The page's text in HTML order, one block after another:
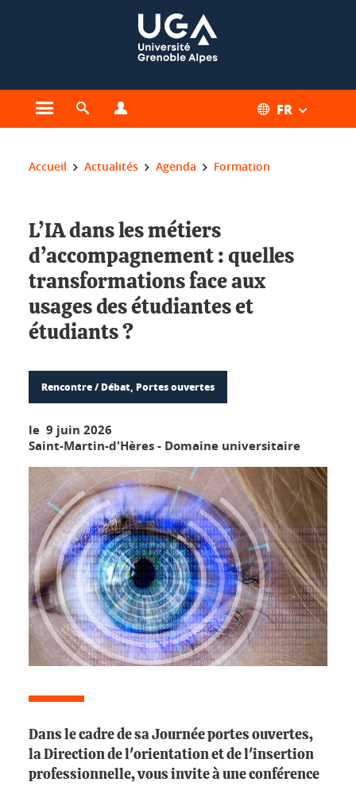
Ouvrir le menu principal
Ouvrir le moteur de recherche FR
Vous êtes ici :
Accueil Actualités Agenda Formation
L’IA dans les métiers
d’accompagnement : quelles
transformations face aux
usages des étudiantes et
étudiants ?
Rencontre / Débat, Portes ouvertes
le 9 juin 2026
Saint-Martin-d'Hères - Domaine universitaire
Dans le cadre de sa Journée portes ouvertes,
la Direction de l'orientation et de l'insertion
professionnelle, vous invite à une conférence